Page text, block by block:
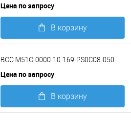
Цена по запросу
В корзину
BCC M51C-0000-10-169-PS0C08-050
Цена по запросу
В корзину